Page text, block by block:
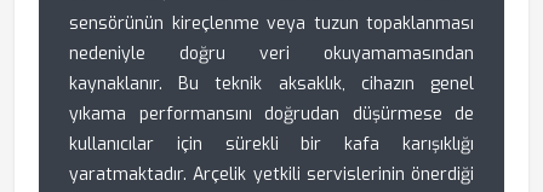
sensörünün kireçlenme veya tuzun topaklanması
nedeniyle doğru veri okuyamamasından
kaynaklanır. Bu teknik aksaklık, cihazın genel
yıkama performansını doğrudan düşürmese de
kullanıcılar için sürekli bir kafa karışıklığı
yaratmaktadır. Arçelik yetkili servislerinin önerdiği